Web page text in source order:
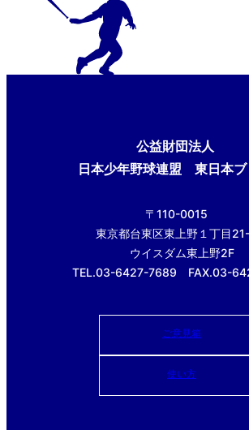
公益財団法人
日本少年野球連盟 東日本ブ
〒110-0015
東京都台東区東上野１丁目
ウイスダム東上野2F
TEL.03-6427-7689 FAX.03-
ご意見箱
使い方